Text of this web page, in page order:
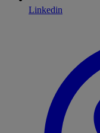
Linkedin